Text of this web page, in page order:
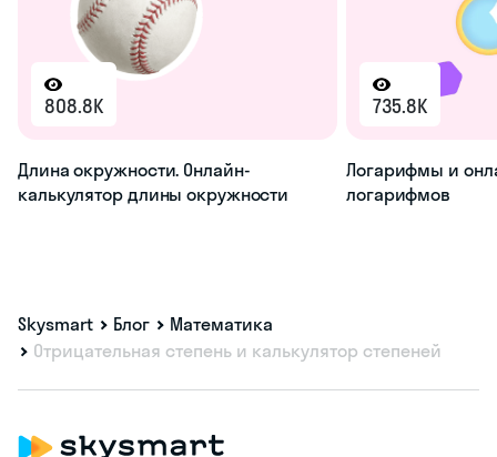
808.8K
Длина окружности. Онлайн-
калькулятор длины окружности
735.8K
Логарифмы и
логарифмов
Skysmart Блог
Математика
Отрицательная степень и калькулятор степеней